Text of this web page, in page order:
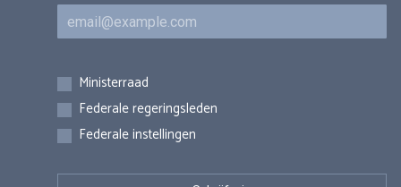
E-mail
Inschrijvingen
Ministerraad
Federale regeringsleden
Federale instellingen